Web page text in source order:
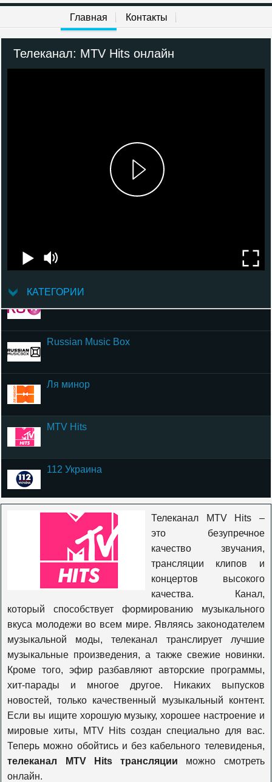
Главная Контакты
Телеканал: MTV Hits онлайн
КАТЕГОРИИ
Шансон ТВ
Russian Music Box
Ля минор
MTV Hits
112 Украина
Телеканал 24
5 канал Украина
Еспресо TV
ЧП.INFO
BBC World News
Телеканал MTV Hits –
это безупречное
качество звучания,
трансляции клипов и
концертов высокого
качества. Канал,
который способствует формированию музыкального
вкуса молодежи во всем мире. Являясь законодателем
музыкальной моды, телеканал транслирует лучшие
музыкальные произведения, а также свежие новинки.
Кроме того, эфир разбавляют авторские программы,
хит-парады и многое другое. Никаких выпусков
новостей, только качественный музыкальный контент.
Если вы ищите хорошую музыку, хорошее настроение и
мировые хиты, MTV Hits создан специально для вас.
Теперь можно обойтись и без кабельного телевиденья,
телеканал MTV Hits трансляции можно смотреть
онлайн.